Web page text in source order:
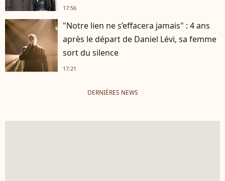
17:56
"Notre lien ne s’effacera jamais" : 4 ans
après le départ de Daniel Lévi, sa femme
sort du silence
17:21
DERNIÈRES NEWS